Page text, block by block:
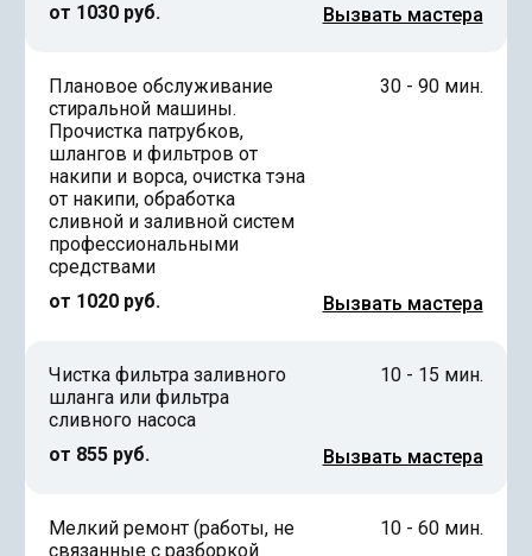
от 1030 руб.
Вызвать мастера
Плановое обслуживание
стиральной машины.
Прочистка патрубков,
шлангов и фильтров от
накипи и ворса, очистка тэна
от накипи, обработка
сливной и заливной систем
профессиональными
средствами
от 1020 руб.
30 - 90 мин.
Вызвать мастера
Чистка фильтра заливного
шланга или фильтра
сливного насоса
от 855 руб.
10 - 15 мин.
Вызвать мастера
Мелкий ремонт (работы, не
связанные с разборкой
10 - 60 мин.